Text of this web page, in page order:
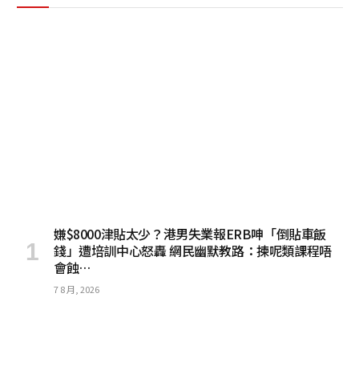
嫌$8000津貼太少？港男失業報ERB呻「倒貼車飯
錢」遭培訓中心怒轟 網民幽默教路：揀呢類課程唔
會蝕…
7 8 月, 2026